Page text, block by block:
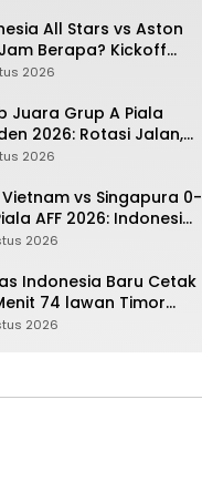
All Stars vs Aston
Berapa? Kickoff
WIB dan Cara Nonton
2026
Juara Grup A Piala
2026: Rotasi Jalan,
Alasan untuk
2026
Vietnam vs Singapura 0-
AFF 2026: Indonesia
Jalan Terbuka
2026
Indonesia Baru Cetak
74 lawan Timor
Sabar, Rotasi, lalu
2026